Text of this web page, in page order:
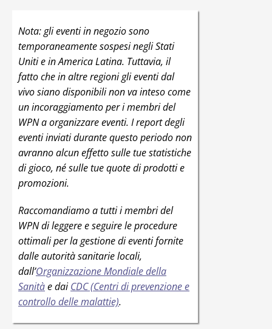
Nota: gli eventi in negozio sono
temporaneamente sospesi negli Stati
Uniti e in America Latina. Tuttavia, il
fatto che in altre regioni gli eventi dal
vivo siano disponibili non va inteso come
un incoraggiamento per i membri del
WPN a organizzare eventi. I report degli
eventi inviati durante questo periodo non
avranno alcun effetto sulle tue statistiche
di gioco, né sulle tue quote di prodotti e
promozioni.
Raccomandiamo a tutti i membri del
WPN di leggere e seguire le procedure
ottimali per la gestione di eventi fornite
dalle autorità sanitarie locali,
dall’Organizzazione Mondiale della
Sanitàe daiCDC (Centri di prevenzione e
controllo delle malattie).